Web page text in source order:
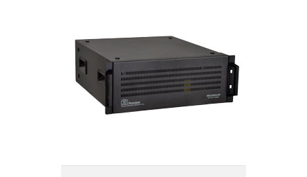
قابل نصب در رک
دارای حفاظتهای کامل الکتریکی
دارای استحکام مناسب مکانیکی
دارای تهویه مناسب
یکسال گارانتی و 5 سال تامین قطعات